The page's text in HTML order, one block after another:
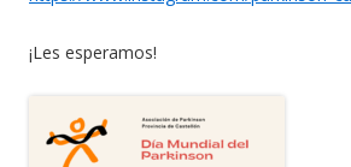
¡Les esperamos!